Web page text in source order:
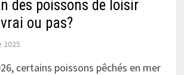
des poissons de loisir
ou pas?
2025
certains poissons pêchés en mer